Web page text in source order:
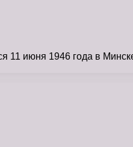
июня 1946 года в